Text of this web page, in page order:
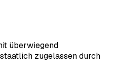
überwiegend
zugelassen durch